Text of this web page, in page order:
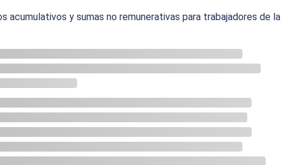
acumulativos y sumas no remunerativas para trabajadores de la